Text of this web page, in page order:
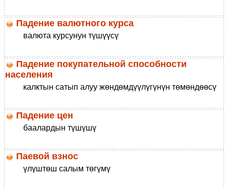
Падение валютного курса
валюта курсунун түшүүсү
Падение покупательной способности
населения
калктын сатып алуу жөндөмдүүлүгүнүн төмөндөөсү
Падение цен
баалардын түшүшү
Паевой взнос
үлүштөш салым төгүмү